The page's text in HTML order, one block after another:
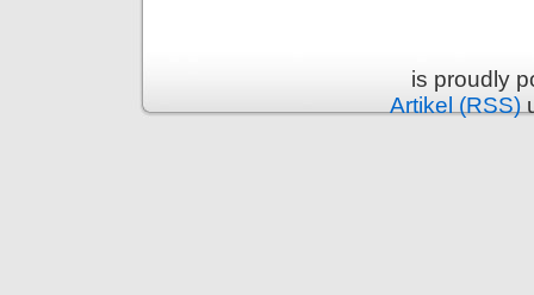
is proudly
Artikel (RSS)